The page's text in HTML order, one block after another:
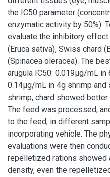
the IC50 parameter
enzymatic activity by 50%).
evaluate the inhibitory
(Eruca sativa), Swiss chard
(Spinacea oleracea). The
arugula IC50: 0.019μg/mL in
0.14μg/mL in 4g shrimp and
shrimp, chard showed
The feed was processed,
to the feed, in different
incorporating vehicle. The
evaluations were then
repelletized rations showed
density, even the